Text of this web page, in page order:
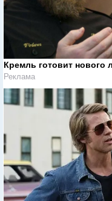
Кремль готовит нового
Реклама